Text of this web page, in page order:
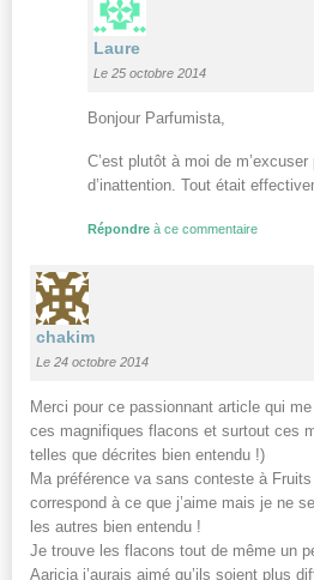
Laure
Le 25 octobre 2014
Bonjour Parfumista,
C’est plutôt à moi de
d’inattention. Tout était
Répondre à ce commentaire
chakim
Le 24 octobre 2014
Merci pour ce passionnant article qui
ces magnifiques flacons et surtout ces
telles que décrites bien entendu !)
Ma préférence va sans conteste à
correspond à ce que j’aime mais je ne
les autres bien entendu !
Je trouve les flacons tout de même un
Aaricia j’aurais aimé qu’ils soient plus